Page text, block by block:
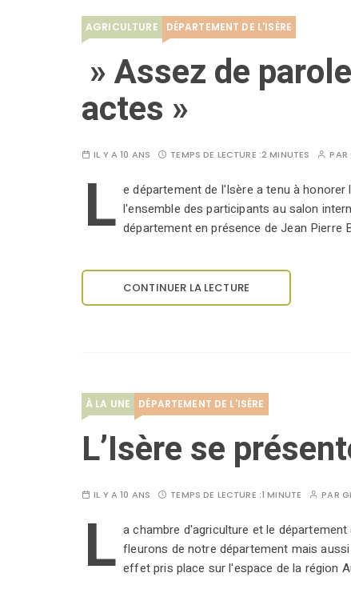
AGRICULTURE DÉPARTEMENT DE L'ISÈRE
» Assez de
actes »
IL Y A 10 ANS TEMPS DE LECTURE :2 MINUTES PAR
L e département de l'Isère a tenu à
l'ensemble des participants au salon
département en présence de Jean Pierre
CONTINUER LA LECTURE
À LA UNE DÉPARTEMENT DE L'ISÈRE
L’Isère se
IL Y A 10 ANS TEMPS DE LECTURE :1 MINUTE PAR
L a chambre d'agriculture et le
fleurons de notre département mais
effet pris place sur l'espace de la région